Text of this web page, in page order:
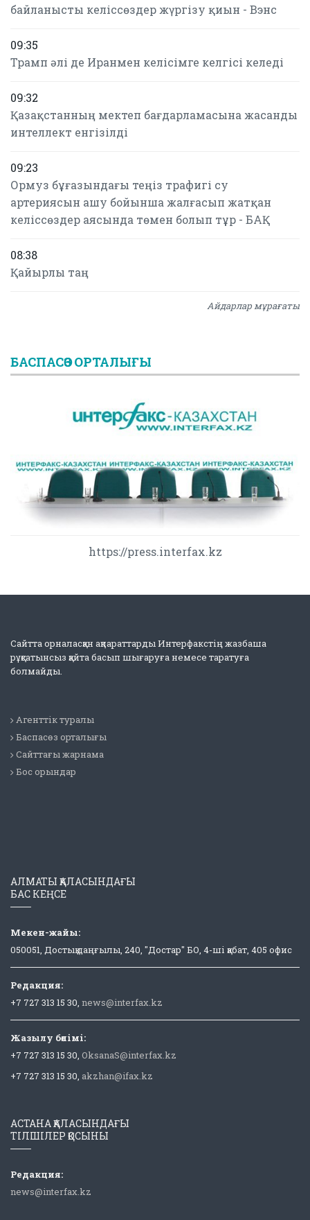
байланысты келіссөздер жүргізу қиын - Вэнс
09:35
Трамп әлі де Иранмен келісімге келгісі келеді
09:32
Қазақстанның мектеп бағдарламасына жасанды
интеллект енгізілді
09:23
Ормуз бұғазындағы теңіз трафигі су
артериясын ашу бойынша жалғасып жатқан
келіссөздер аясында төмен болып тұр - БАҚ
08:38
Қайырлы таң
Айдарлар мұрағаты
БАСПАСӨЗ ОРТАЛЫҒЫ
https://press.interfax.kz
Сайтта орналасқан ақпараттарды Интерфакстің жазбаша
рұқсатынсыз қайта басып шығаруға немесе таратуға
болмайды.
Агенттік туралы
Баспасөз орталығы
Сайттағы жарнама
Бос орындар
АЛМАТЫ ҚАЛАСЫНДАҒЫ
БАС КЕҢСЕ
Мекен-жайы:
050051, Достық даңғылы, 240, "Достар" БО, 4-ші қабат, 405 офис
Редакция:
+7 727 313 15 30, news@interfax.kz
Жазылу бөлімі:
+7 727 313 15 30, OksanaS@interfax.kz
+7 727 313 15 30, akzhan@ifax.kz
АСТАНА ҚАЛАСЫНДАҒЫ
ТІЛШІЛЕР ҚОСЫНЫ
Редакция:
news@interfax.kz